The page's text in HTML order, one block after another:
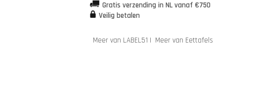
Gratis verzending in NL vanaf €750
Veilig betalen
Meer van LABEL51 | Meer van Eettafels